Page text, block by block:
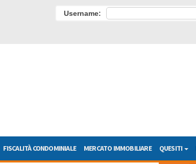
Username:
FISCALITÀ CONDOMINIALE MERCATO IMMOBILIARE QUESITI